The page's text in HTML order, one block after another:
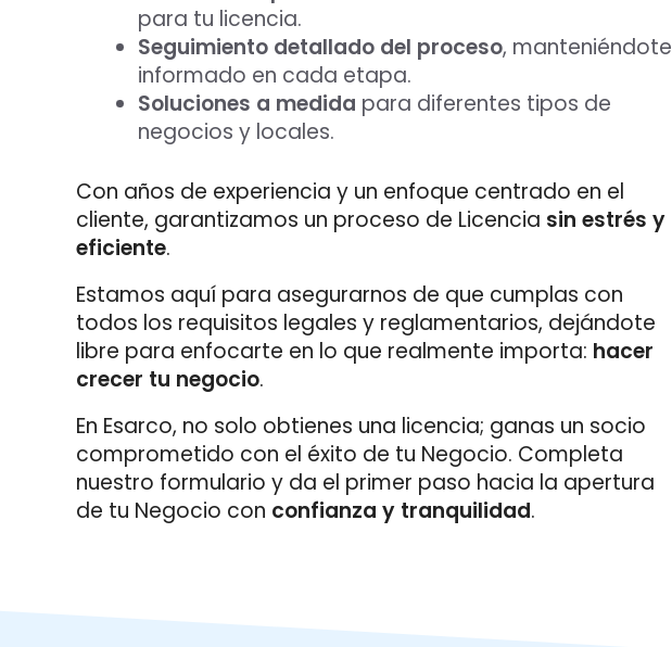
para tu licencia.
Seguimiento detallado del proceso, manteniéndote
informado en cada etapa.
Soluciones a medida para diferentes tipos de
negocios y locales.
Con años de experiencia y un enfoque centrado en el
cliente, garantizamos un proceso de Licencia sin estrés y
eficiente.
Estamos aquí para asegurarnos de que cumplas con
todos los requisitos legales y reglamentarios, dejándote
libre para enfocarte en lo que realmente importa: hacer
crecer tu negocio.
En Esarco, no solo obtienes una licencia; ganas un socio
comprometido con el éxito de tu Negocio. Completa
nuestro formulario y da el primer paso hacia la apertura
de tu Negocio con confianza y tranquilidad.